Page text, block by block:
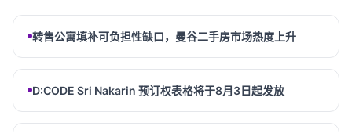
转售公寓填补可负担性缺口，曼谷二手房市场热度上升
D:CODE Sri Nakarin 预订权表格将于8月3日起发放